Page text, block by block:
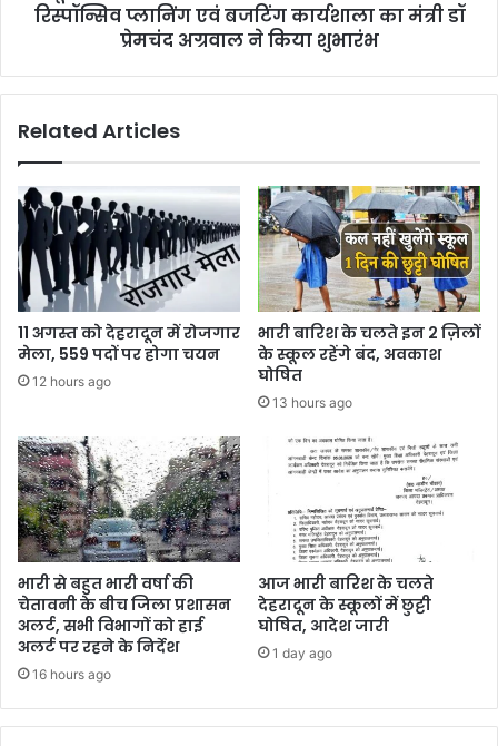
का
डॉ
ने
किया
शुभारंभ
रिस्पॉन्सिव प्लानिंग एवं बजटिंग कार्यशाला का मंत्री डॉ
प्रेमचंद अग्रवाल ने किया शुभारंभ
Related Articles
11 अगस्त को देहरादून में रोजगार
मेला, 559 पदों पर होगा चयन
12 hours ago
भारी बारिश के चलते इन 2 ज़िलों
के स्कूल रहेंगे बंद, अवकाश
घोषित
13 hours ago
भारी से बहुत भारी वर्षा की
चेतावनी के बीच जिला प्रशासन
अलर्ट, सभी विभागों को हाई
अलर्ट पर रहने के निर्देश
16 hours ago
आज भारी बारिश के चलते
देहरादून के स्कूलों में छुट्टी
घोषित, आदेश जारी
1 day ago